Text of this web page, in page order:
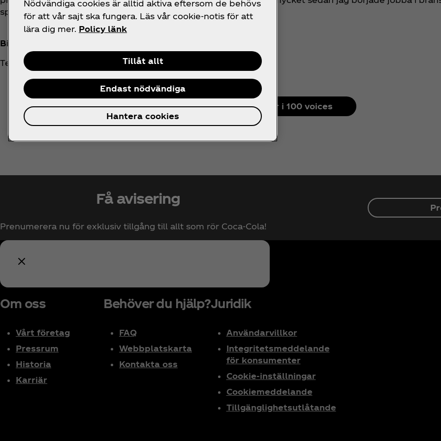
spännande att se vad som händer framöver.
Biljana Tadic
Teamledare, Produktion
Se alla röster i 100 voices
Få avisering
Prenumerera nu för exklusiv tillgång till allt som rör Coca‑Cola!
Om oss
Vårt företag
Pressrum
Historia
Karriär
Behöver du hjälp?
FAQ
Webbplatskarta
Kontakta oss
Juridik
Användarvillkor
Integritetsmeddelande
för konsumenter
Cookie-inställningar
Cookiemeddelande
Tillgänglighetsutlåtande
Nödvändiga cookies är alltid aktiva eftersom de behövs
för att vår sajt ska fungera. Läs vår cookie-notis för att
lära dig mer. Policy länk
Tillåt allt
Endast nödvändiga
Hantera cookies